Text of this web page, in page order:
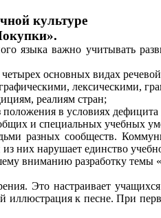
культуре
языка важно учитывать
основных видах
лексическими,
реалиям стран;
в условиях дефицита
и специальных учебных
разных сообществ.
них нарушает единство
вниманию разработку темы
Это настраивает
иллюстрация к песне. При